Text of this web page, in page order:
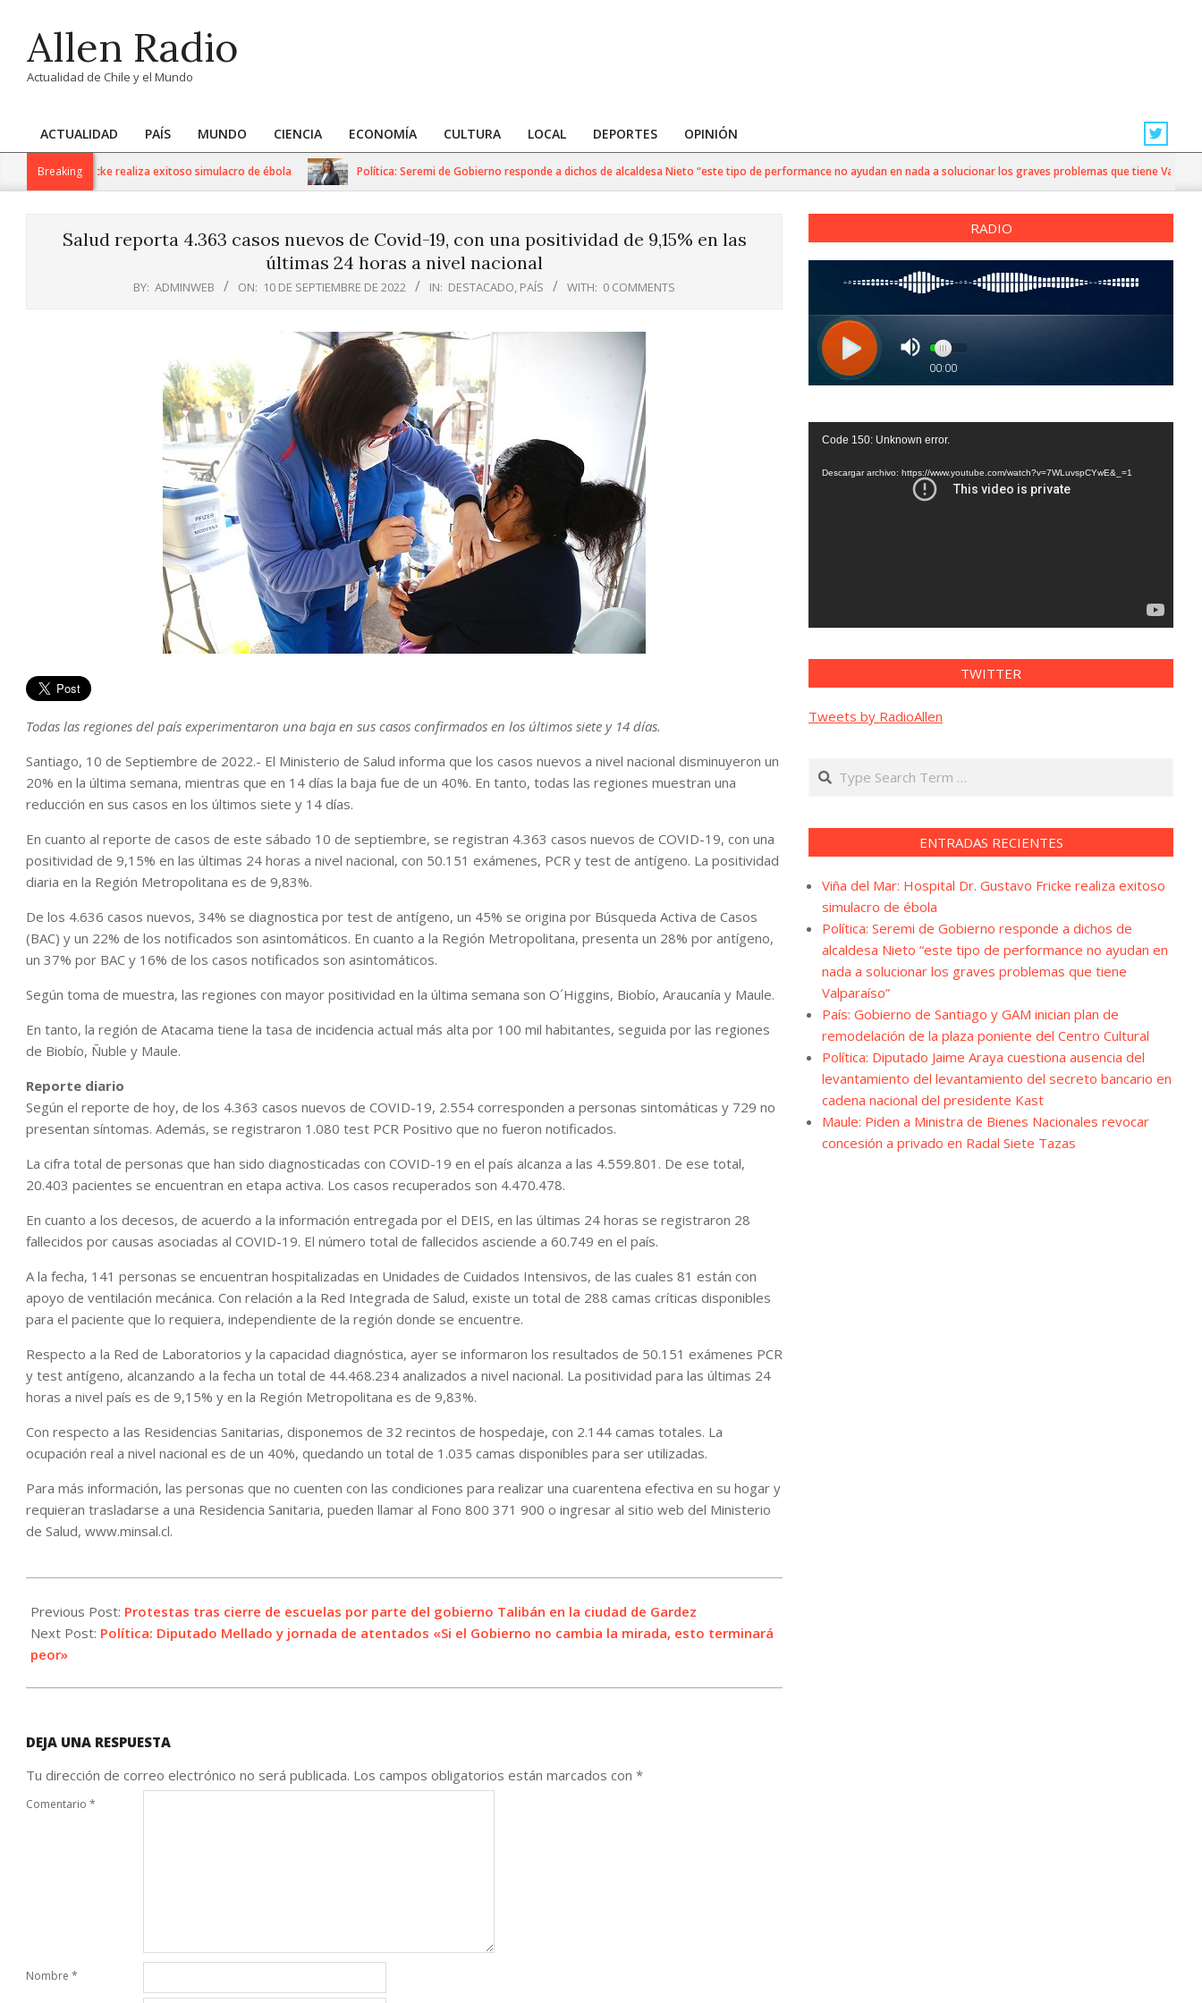
contentAllen Radio
Actualidad de Chile y el Mundo
Primary
Navigation
ACTUALIDAD PAÍS MUNDO CIENCIA ECONOMÍA CULTURA LOCAL DEPORTES OPINIÓN
Breaking
Gustavo Fricke realiza exitoso simulacro de ébola Política: Seremi de Gobierno responde a dichos de alcaldesa Nieto “este tipo de performance no ayudan en nada a solucionar los graves problemas que tiene Valparaíso”
Salud reporta 4.363 casos nuevos de Covid-19, con una positividad de 9,15% en las
últimas 24 horas a nivel nacional
BY: ADMINWEB ON: 10 DE SEPTIEMBRE DE 2022 IN: DESTACADO, PAÍS WITH: 0 COMMENTS
Todas las regiones del país experimentaron una baja en sus casos confirmados en los últimos siete y 14 días.
Santiago, 10 de Septiembre de 2022.- El Ministerio de Salud informa que los casos nuevos a nivel nacional disminuyeron un
20% en la última semana, mientras que en 14 días la baja fue de un 40%. En tanto, todas las regiones muestran una
reducción en sus casos en los últimos siete y 14 días.
En cuanto al reporte de casos de este sábado 10 de septiembre, se registran 4.363 casos nuevos de COVID-19, con una
positividad de 9,15% en las últimas 24 horas a nivel nacional, con 50.151 exámenes, PCR y test de antígeno. La positividad
diaria en la Región Metropolitana es de 9,83%.
De los 4.636 casos nuevos, 34% se diagnostica por test de antígeno, un 45% se origina por Búsqueda Activa de Casos
(BAC) y un 22% de los notificados son asintomáticos. En cuanto a la Región Metropolitana, presenta un 28% por antígeno,
un 37% por BAC y 16% de los casos notificados son asintomáticos.
Según toma de muestra, las regiones con mayor positividad en la última semana son O´Higgins, Biobío, Araucanía y Maule.
En tanto, la región de Atacama tiene la tasa de incidencia actual más alta por 100 mil habitantes, seguida por las regiones
de Biobío, Ñuble y Maule.
Reporte diario
Según el reporte de hoy, de los 4.363 casos nuevos de COVID-19, 2.554 corresponden a personas sintomáticas y 729 no
presentan síntomas. Además, se registraron 1.080 test PCR Positivo que no fueron notificados.
La cifra total de personas que han sido diagnosticadas con COVID-19 en el país alcanza a las 4.559.801. De ese total,
20.403 pacientes se encuentran en etapa activa. Los casos recuperados son 4.470.478.
En cuanto a los decesos, de acuerdo a la información entregada por el DEIS, en las últimas 24 horas se registraron 28
fallecidos por causas asociadas al COVID-19. El número total de fallecidos asciende a 60.749 en el país.
A la fecha, 141 personas se encuentran hospitalizadas en Unidades de Cuidados Intensivos, de las cuales 81 están con
apoyo de ventilación mecánica. Con relación a la Red Integrada de Salud, existe un total de 288 camas críticas disponibles
para el paciente que lo requiera, independiente de la región donde se encuentre.
Respecto a la Red de Laboratorios y la capacidad diagnóstica, ayer se informaron los resultados de 50.151 exámenes PCR
y test antígeno, alcanzando a la fecha un total de 44.468.234 analizados a nivel nacional. La positividad para las últimas 24
horas a nivel país es de 9,15% y en la Región Metropolitana es de 9,83%.
Con respecto a las Residencias Sanitarias, disponemos de 32 recintos de hospedaje, con 2.144 camas totales. La
ocupación real a nivel nacional es de un 40%, quedando un total de 1.035 camas disponibles para ser utilizadas.
Para más información, las personas que no cuenten con las condiciones para realizar una cuarentena efectiva en su hogar y
requieran trasladarse a una Residencia Sanitaria, pueden llamar al Fono 800 371 900 o ingresar al sitio web del Ministerio
de Salud, www.minsal.cl.
09-
10
Previous Post: Protestas tras cierre de escuelas por parte del gobierno Talibán en la ciudad de Gardez
Next Post: Política: Diputado Mellado y jornada de atentados «Si el Gobierno no cambia la mirada, esto terminará
peor»
DEJA UNA RESPUESTA
Tu dirección de correo electrónico no será publicada. Los campos obligatorios están marcados con *
Comentario *
Nombre *
RADIO
Reproductor
vídeo
Code 150: Unknown error.
Descargar archivo: https://www.youtube.com/watch?v=7WLuvspCYwE&_=1
TWITTER
Tweets by RadioAllen
Search
ENTRADAS RECIENTES
Viña del Mar: Hospital Dr. Gustavo Fricke realiza exitoso
simulacro de ébola
Política: Seremi de Gobierno responde a dichos de
alcaldesa Nieto “este tipo de performance no ayudan en
nada a solucionar los graves problemas que tiene
Valparaíso”
País: Gobierno de Santiago y GAM inician plan de
remodelación de la plaza poniente del Centro Cultural
Política: Diputado Jaime Araya cuestiona ausencia del
levantamiento del levantamiento del secreto bancario en
cadena nacional del presidente Kast
Maule: Piden a Ministra de Bienes Nacionales revocar
concesión a privado en Radal Siete Tazas